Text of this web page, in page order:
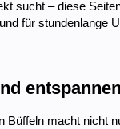
sucht – diese
für stundenlange
Büffeln macht nicht